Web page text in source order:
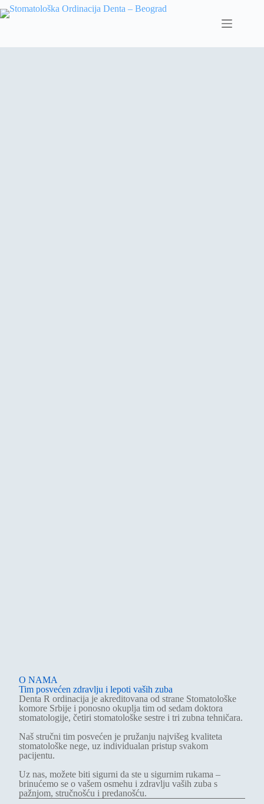
O NAMA
Tim posvećen zdravlju i lepoti vaših zuba
Denta R ordinacija je akreditovana od strane Stomatološke
komore Srbije i ponosno okuplja tim od sedam doktora
stomatologije, četiri stomatološke sestre i tri zubna tehničara.
Naš stručni tim posvećen je pružanju najvišeg kvaliteta
stomatološke nege, uz individualan pristup svakom
pacijentu.
Uz nas, možete biti sigurni da ste u sigurnim rukama –
brinućemo se o vašem osmehu i zdravlju vaših zuba s
pažnjom, stručnošću i predanošću.